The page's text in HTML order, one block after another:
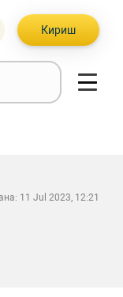
Кириш
11 Jul 2023, 12:21